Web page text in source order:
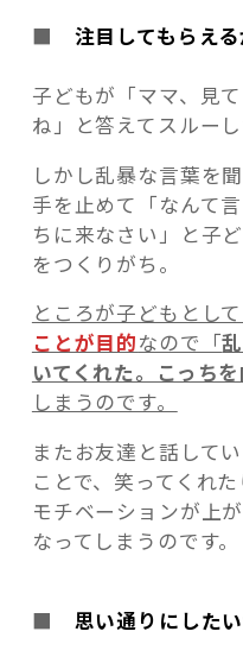
■ 注目してもらえ
子どもが「ママ、見
ね」と答えてスルー
しかし乱暴な言葉を
手を止めて「なんて
ちに来なさい」と子
をつくりがち。
ところが子どもとして
ことが目的なので「
いてくれた。こっち
しまうのです。
またお友達と話して
ことで、笑ってくれ
モチベーションが上
なってしまうのです。
■ 思い通りにした